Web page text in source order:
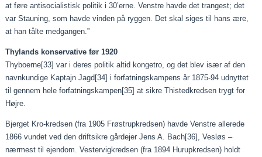
at føre antisocialistisk politik i 30’erne. Venstre havde det trangest; det
var Stauning, som havde vinden på ryggen. Det skal siges til hans ære,
at han tålte medgangen.”
Thylands konservative før 1920
Thyboerne[33] var i deres politik altid kongetro, og det blev især af den
navnkundige Kaptajn Jagd[34] i forfatningskampens år 1875-94 udnyttet
til gennem hele forfatningskampen[35] at sikre Thistedkredsen trygt for
Højre.
Bjerget Kro-kredsen (fra 1905 Frøstrupkredsen) havde Venstre allerede
1866 vundet ved den driftsikre gårdejer Jens A. Bach[36] , Vesløs –
nærmest til ejendom. Vestervigkredsen (fra 1894 Hurupkredsen) holdt